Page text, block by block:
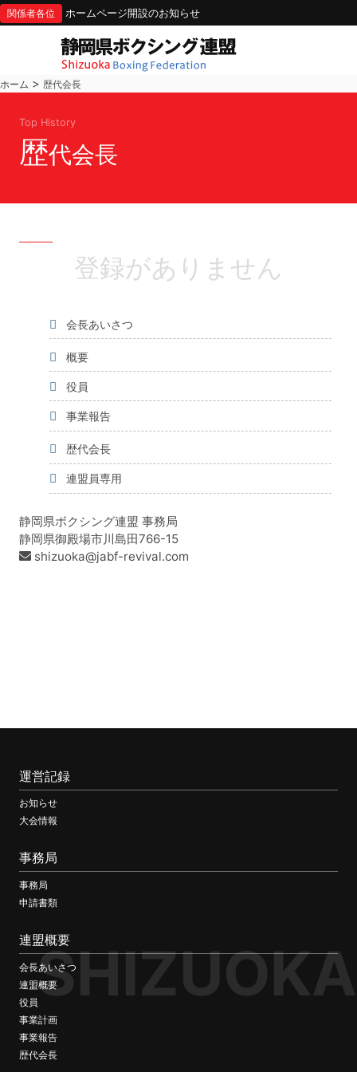
関係者各位 ホームページ開設のお知らせ
ホーム > 歴代会長
Top History
歴代会長
登録がありません
会長あいさつ
概要
役員
事業報告
歴代会長
連盟員専用
静岡県ボクシング連盟 事務局
静岡県御殿場市川島田766-15
shizuoka@jabf-revival.com
SHIZUOKA
運営記録
お知らせ
大会情報
事務局
事務局
申請書類
連盟概要
会長あいさつ
連盟概要
役員
事業計画
事業報告
歴代会長